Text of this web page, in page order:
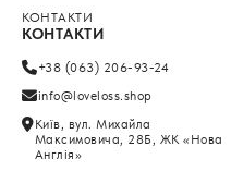
КОНТАКТИ
КОНТАКТИ
+38 (063) 206-93-24
info@loveloss.shop
Київ, вул. Михайла
Максимовича, 28Б, ЖК «Нова
Англія»